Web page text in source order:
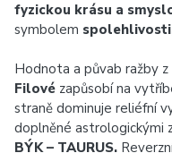
fyzickou krásu a
symbolem
Hodnota a půvab ražby
Filové zapůsobí na
straně dominuje reliéfní
doplněné astrologickými
BÝK – TAURUS.